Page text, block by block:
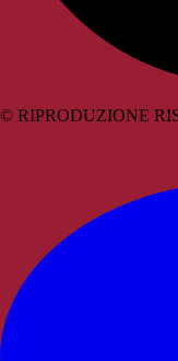
© RIPRODUZIONE